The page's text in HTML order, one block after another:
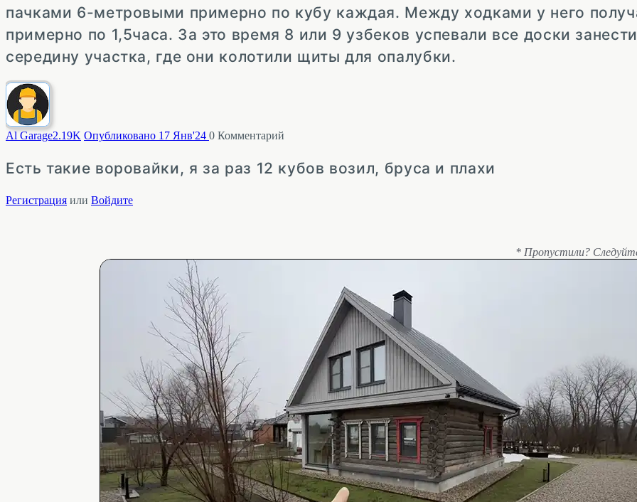
пачками 6-метровыми примерно по кубу каждая. Между ходками у него
примерно по 1,5часа. За это время 8 или 9 узбеков успевали все доски
середину участка, где они колотили щиты для опалубки.
Al Garage2.19K Опубликовано 17 Янв'24 0 Комментарий
Есть такие воровайки, я за раз 12 кубов возил, бруса и плахи
Регистрация или Войдите
* Пропустили?